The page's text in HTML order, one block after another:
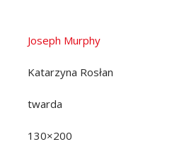
Joseph Murphy
Katarzyna Rosłan
twarda
130×200